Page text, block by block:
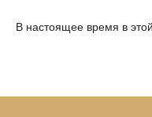
В настоящее время в